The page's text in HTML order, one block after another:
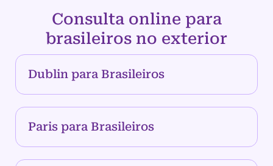
Consulta online para
brasileiros no exterior
Dublin para Brasileiros
Paris para Brasileiros